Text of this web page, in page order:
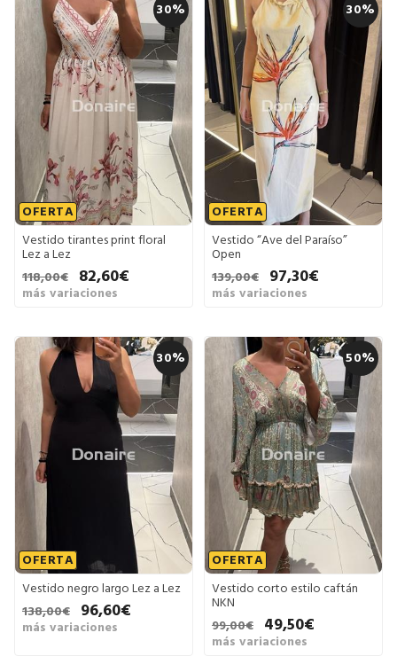
30%
OFERTA
Vestido tirantes print floral
Lez a Lez
118,00€
82,60€
más variaciones
30%
OFERTA
Vestido “Ave del Paraíso”
Open
139,00€
97,30€
más variaciones
30%
OFERTA
Vestido negro largo Lez a Lez
138,00€
96,60€
más variaciones
50%
OFERTA
Vestido corto estilo caftán
NKN
99,00€
49,50€
más variaciones